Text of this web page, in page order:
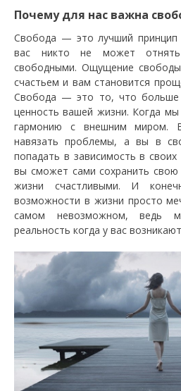
Почему для нас важна
Свобода — это лучший принцип
вас никто не может
свободными. Ощущение
счастьем и вам становится
Свобода — это то, что больше
ценность вашей жизни. Когда
гармонию с внешним
навязать проблемы, а вы в
попадать в зависимость в
вы сможет сами сохранить свою
жизни счастливыми. И
возможности в жизни просто
самом невозможном, ведь
реальность когда у вас